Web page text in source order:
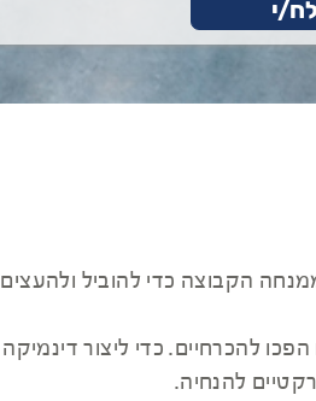
הקבוצה כדי להוביל ולהעצים
להכרחיים. כדי ליצור דינמיקה
להנחיה.